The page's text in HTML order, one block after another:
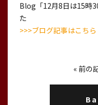
Blog「12月8日は15時
た
>>>ブログ記事はこちら
« 前の